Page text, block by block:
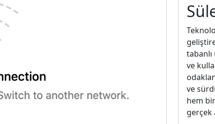
ve
ve
hem
gerçek